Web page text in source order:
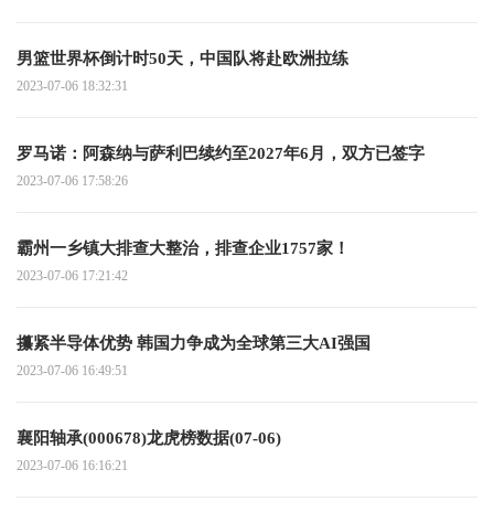
男篮世界杯倒计时50天，中国队将赴欧洲拉练
2023-07-06 18:32:31
罗马诺：阿森纳与萨利巴续约至2027年6月，双方已签字
2023-07-06 17:58:26
霸州一乡镇大排查大整治，排查企业1757家！
2023-07-06 17:21:42
攥紧半导体优势 韩国力争成为全球第三大AI强国
2023-07-06 16:49:51
襄阳轴承(000678)龙虎榜数据(07-06)
2023-07-06 16:16:21